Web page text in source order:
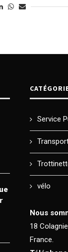
Service
vélo
Nous
18
France.